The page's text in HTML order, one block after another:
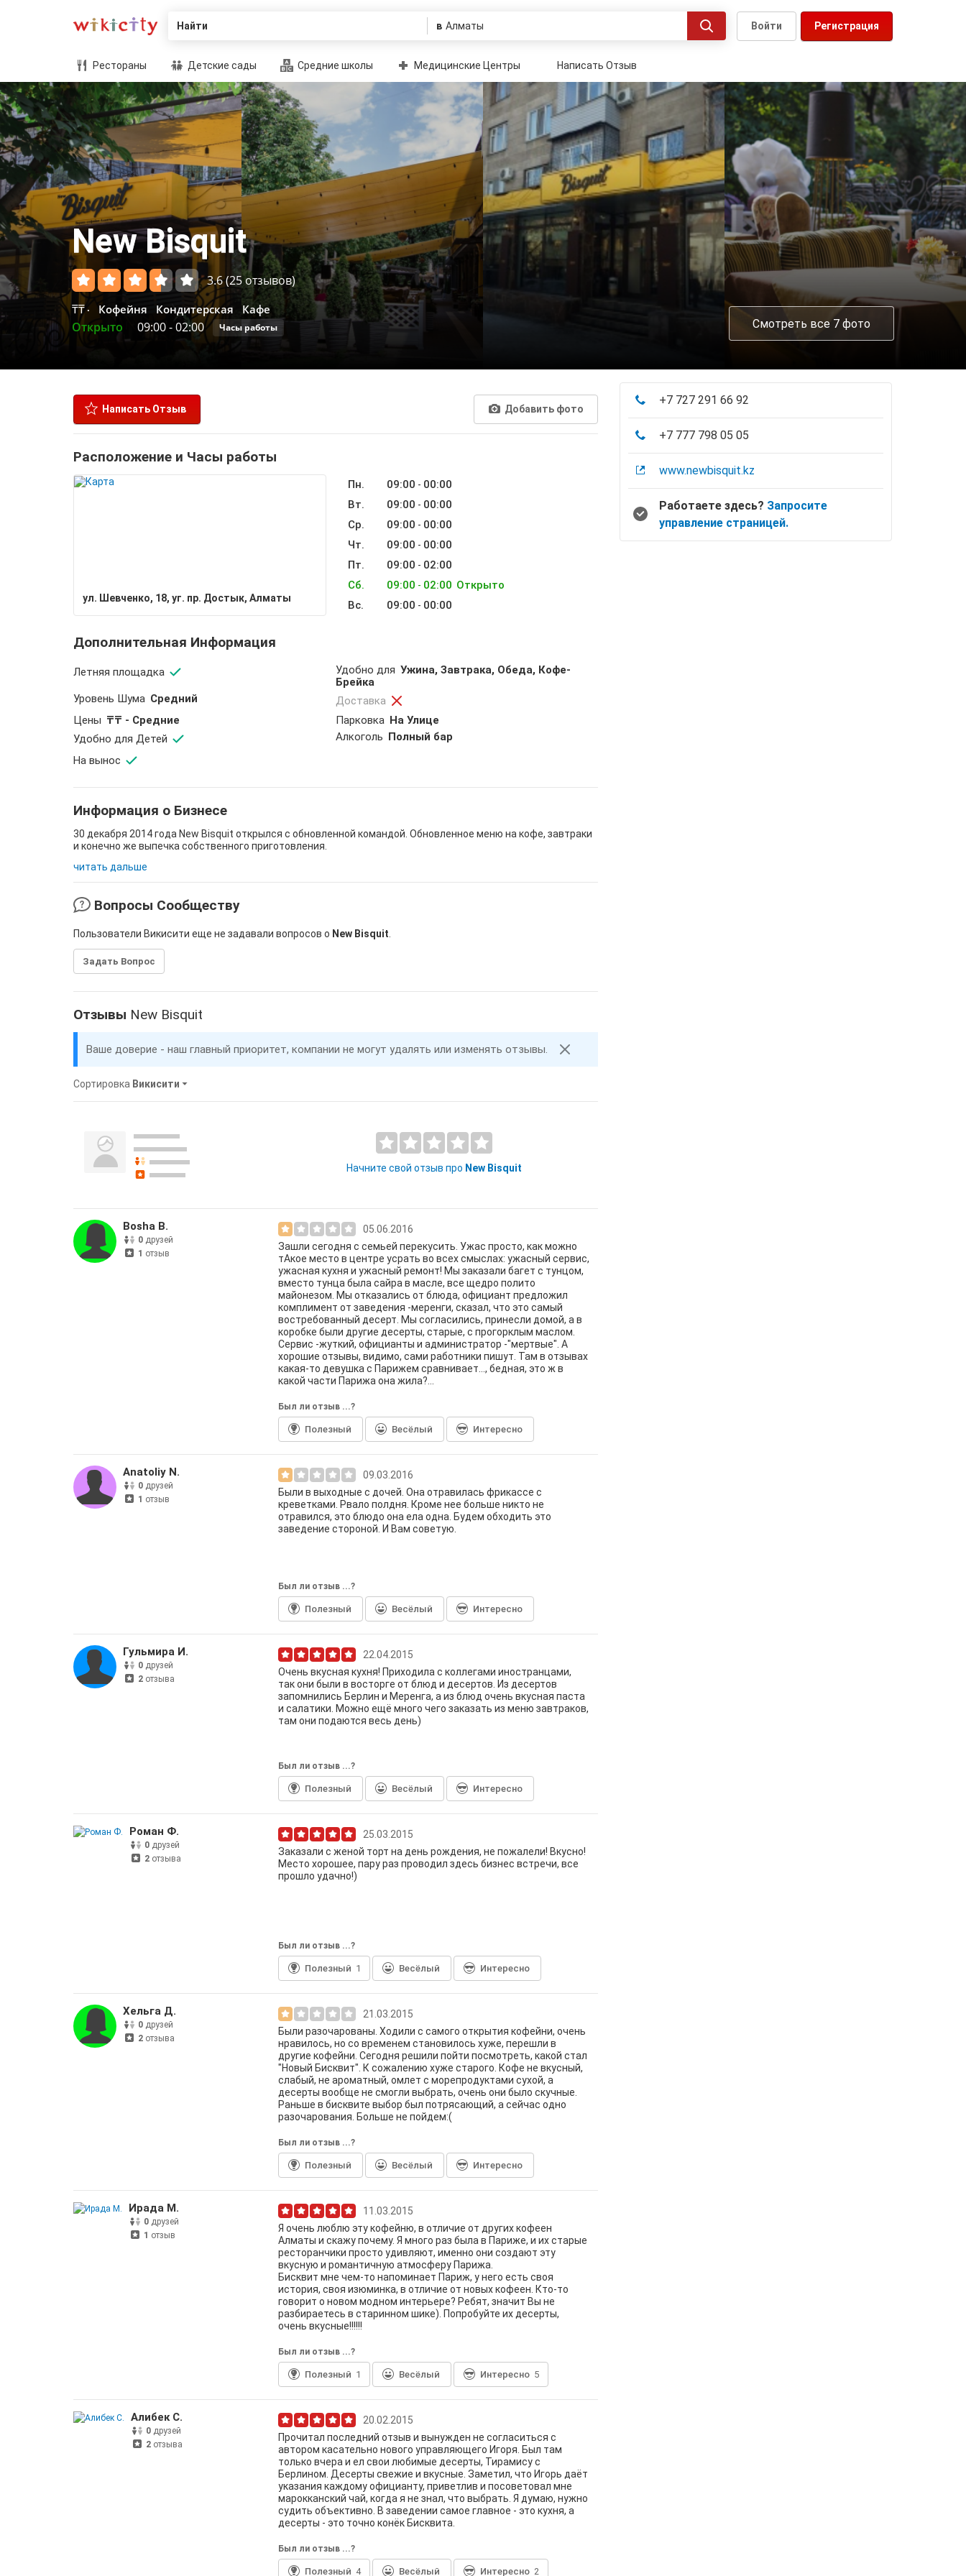
Найти в Регистрация
Войти
Рестораны Детские сады Средние школы Медицинские Центры Написать Отзыв
New Bisquit
3.6(25 отзывов)
₸₸
Кофейня Кондитерская Кафе
Открыто 09:00-02:00 Часы работы Смотреть все 7 фото
Написать Отзыв Добавить фото
Расположение и Часы работы
ул. Шевченко, 18, уг. пр. Достык, Алматы
Пн. 09:00 - 00:00
Вт.
09:00 - 00:00
Ср.
09:00 - 00:00
Чт.
09:00 - 00:00
Пт.
09:00 - 02:00
Сб.
09:00 - 02:00 Открыто
Вс.
09:00 - 00:00
Дополнительная Информация
Летняя площадка Удобно для Ужина, Завтрака, Обеда, Кофе-
Брейка
Уровень Шума Средний
Доставка
Цены ₸₸ - Средние Парковка На Улице
Удобно для Детей
Aлкоголь Полный бар
На вынос
Информация о Бизнесе
30 декабря 2014 года New Bisquit открылся с обновленной командой. Обновленное меню на кофе, завтраки
и конечно же выпечка собственного приготовления.
читать дальше
Вопросы Сообществу
Пользователи Викисити еще не задавали вопросов о New Bisquit
Задать Вопрос
Отзывы New Bisquit
Ваше доверие - наш главный приоритет, компании не могут удалять или изменять отзывы.
Сортировка Викисити
Начните свой отзыв про New Bisquit
Bosha B.
0 друзей
1 отзыв
05.06.2016
Зашли сегодня с семьей перекусить. Ужас просто, как можно
тАкое место в центре усрать во всех смыслах: ужасный сервис,
ужасная кухня и ужасный ремонт! Мы заказали багет с тунцом,
вместо тунца была сайра в масле, все щедро полито
майонезом. Мы отказались от блюда, официант предложил
комплимент от заведения -меренги, сказал, что это самый
востребованный десерт. Мы согласились, принесли домой, а в
коробке были другие десерты, старые, с прогорклым маслом.
Сервис -жуткий, официанты и администратор -"мертвые". А
хорошие отзывы, видимо, сами работники пишут. Там в отзывах
какая-то девушка с Парижем сравнивает..., бедная, это ж в
какой части Парижа она жила?...
Был ли отзыв ...?
Полезный Весёлый Интересно
Anatoliy N.
0 друзей
1 отзыв
09.03.2016
Были в выходные с дочей. Она отравилась фрикассе с
креветками. Рвало полдня. Кроме нее больше никто не
отравился, это блюдо она ела одна. Будем обходить это
заведение стороной. И Вам советую.
Был ли отзыв ...?
Полезный Весёлый Интересно
Гульмира И.
0 друзей
2 отзыва
22.04.2015
Очень вкусная кухня! Приходила с коллегами иностранцами,
так они были в восторге от блюд и десертов. Из десертов
запомнились Берлин и Меренга, а из блюд очень вкусная паста
и салатики. Можно ещё много чего заказать из меню завтраков,
там они подаются весь день)
Был ли отзыв ...?
Полезный Весёлый Интересно
Роман Ф.
0 друзей
2 отзыва
25.03.2015
Заказали с женой торт на день рождения, не пожалели! Вкусно!
Место хорошее, пару раз проводил здесь бизнес встречи, все
прошло удачно!)
Был ли отзыв ...?
Полезный 1 Весёлый Интересно
Хельга Д.
0 друзей
2 отзыва
21.03.2015
Были разочарованы. Ходили с самого открытия кофейни, очень
нравилось, но со временем становилось хуже, перешли в
другие кофейни. Сегодня решили пойти посмотреть, какой стал
"Новый Бисквит". К сожалению хуже старого. Кофе не вкусный,
слабый, не ароматный, омлет с морепродуктами сухой, а
десерты вообще не смогли выбрать, очень они было скучные.
Раньше в бисквите выбор был потрясающий, а сейчас одно
разочарования. Больше не пойдем:(
Был ли отзыв ...?
Полезный Весёлый Интересно
Ирада М.
0 друзей
1 отзыв
11.03.2015
Я очень люблю эту кофейню, в отличие от других кофеен
Алматы и скажу почему. Я много раз была в Париже, и их старые
ресторанчики просто удивляют, именно они создают эту
вкусную и романтичную атмосферу Парижа.
Бисквит мне чем-то напоминает Париж, у него есть своя
история, своя изюминка, в отличие от новых кофеен. Кто-то
говорит о новом модном интерьере? Ребят, значит Вы не
разбираетесь в старинном шике). Попробуйте их десерты,
очень вкусные!!!!!!
Был ли отзыв ...?
Полезный 1 Весёлый Интересно 5
Алибек С.
0 друзей
2 отзыва
20.02.2015
Прочитал последний отзыв и вынужден не согласиться с
автором касательно нового управляющего Игоря. Был там
только вчера и ел свои любимые десерты, Тирамису с
Берлином. Десерты свежие и вкусные. Заметил, что Игорь даёт
указания каждому официанту, приветлив и посоветовал мне
марокканский чай, когда я не знал, что выбрать. Я думаю, нужно
судить объективно. В заведении самое главное - это кухня, а
десерты - это точно конёк Бисквита.
Был ли отзыв ...?
Полезный 4 Весёлый Интересно 2
+7 727 291 66 92
+7 777 798 05 05
www.newbisquit.kz
Работаете здесь? Запросите
управление страницей.